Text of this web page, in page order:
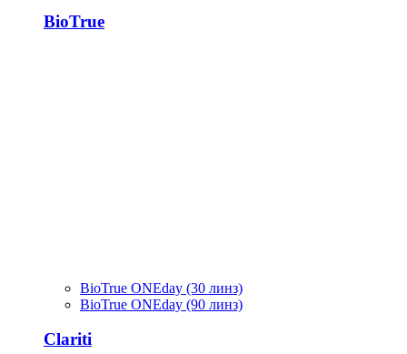
BioTrue
BioTrue ONEday (30 линз)
BioTrue ONEday (90 линз)
Clariti